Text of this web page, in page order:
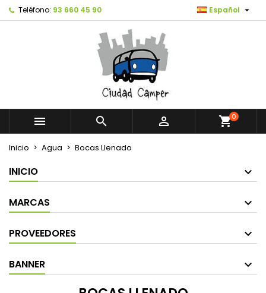
Teléfono: 93 660 45 90 Español 
   shopping_cart0
Inicio Agua Bocas Llenado
INICIO
MARCAS
PROVEEDORES
BANNER